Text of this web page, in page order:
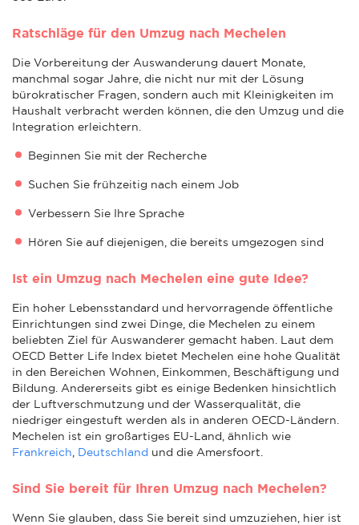
Ratschläge für den Umzug nach Mechelen
Die Vorbereitung der Auswanderung dauert Monate,
manchmal sogar Jahre, die nicht nur mit der Lösung
bürokratischer Fragen, sondern auch mit Kleinigkeiten im
Haushalt verbracht werden können, die den Umzug und die
Integration erleichtern.
Beginnen Sie mit der Recherche
Suchen Sie frühzeitig nach einem Job
Verbessern Sie Ihre Sprache
Hören Sie auf diejenigen, die bereits umgezogen sind
Ist ein Umzug nach Mechelen eine gute Idee?
Ein hoher Lebensstandard und hervorragende öffentliche
Einrichtungen sind zwei Dinge, die Mechelen zu einem
beliebten Ziel für Auswanderer gemacht haben. Laut dem
OECD Better Life Index bietet Mechelen eine hohe Qualität
in den Bereichen Wohnen, Einkommen, Beschäftigung und
Bildung. Andererseits gibt es einige Bedenken hinsichtlich
der Luftverschmutzung und der Wasserqualität, die
niedriger eingestuft werden als in anderen OECD-Ländern.
Mechelen ist ein großartiges EU-Land, ähnlich wie
Frankreich Deutschland und die Amersfoort.
Sind Sie bereit für Ihren Umzug nach Mechelen?
Wenn Sie glauben, dass Sie bereit sind umzuziehen, hier ist